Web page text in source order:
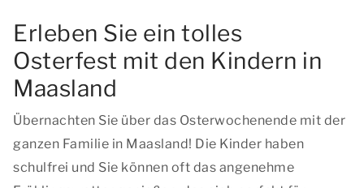
Erleben Sie ein tolles
Osterfest mit den Kindern in
Maasland
Übernachten Sie über das Osterwochenende mit der
ganzen Familie in Maasland! Die Kinder haben
schulfrei und Sie können oft das angenehme